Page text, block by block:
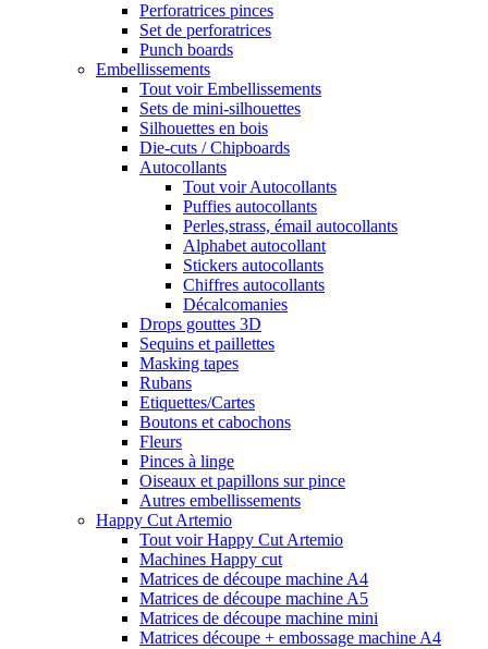
Perforatrices pinces
Set de perforatrices
Punch boards
Embellissements
Tout voir Embellissements
Sets de mini-silhouettes
Silhouettes en bois
Die-cuts / Chipboards
Autocollants
Tout voir Autocollants
Puffies autocollants
Perles,strass, émail autocollants
Alphabet autocollant
Stickers autocollants
Chiffres autocollants
Décalcomanies
Drops gouttes 3D
Sequins et paillettes
Masking tapes
Rubans
Etiquettes/Cartes
Boutons et cabochons
Fleurs
Pinces à linge
Oiseaux et papillons sur pince
Autres embellissements
Happy Cut Artemio
Tout voir Happy Cut Artemio
Machines Happy cut
Matrices de découpe machine A4
Matrices de découpe machine A5
Matrices de découpe machine mini
Matrices découpe + embossage machine A4